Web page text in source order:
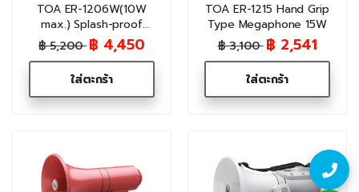
TOA ER-1206W(10W
max.) Splash-proof
Hand Grip Type
Megaphone with
Whistle
฿ 5,200฿ 4,450
ใส่ตะกร้า
TOA ER-1215 Hand Grip
Type Megaphone 15W
฿ 3,100 ฿ 2,541
ใส่ตะกร้า